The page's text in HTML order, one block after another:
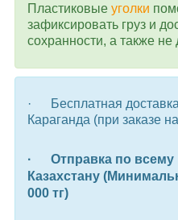
Пластиковые уголки
зафиксировать груз и
сохранности, а также не
·
Бесплатная
Караганда (при заказе
· Отправка по всему
Казахстану
000 тг)